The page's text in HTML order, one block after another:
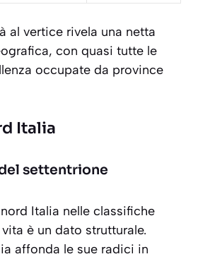
al vertice rivela una netta
con quasi tutte le
occupate da province
Italia
settentrione
Italia nelle classifiche
è un dato strutturale.
affonda le sue radici in